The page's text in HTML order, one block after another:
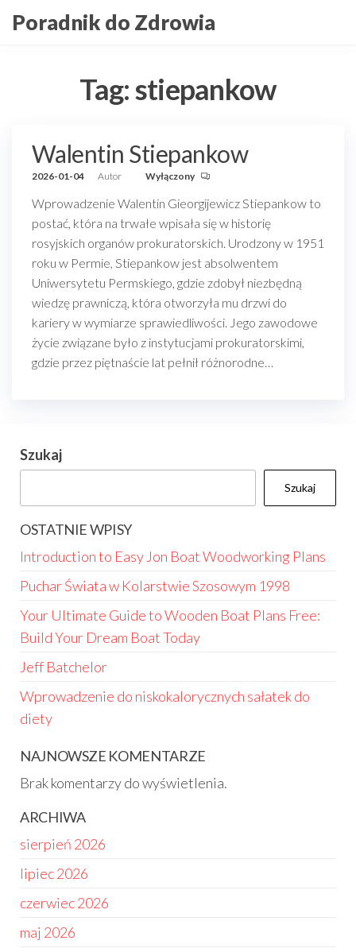
doPoradnik do Zdrowia
Tag:stiepankow
Walentin Stiepankow
2026-01-04 Autor Wyłączony
Wprowadzenie Walentin Gieorgijewicz Stiepankow to
postać, która na trwałe wpisała się w historię
rosyjskich organów prokuratorskich. Urodzony w 1951
roku w Permie, Stiepankow jest absolwentem
Uniwersytetu Permskiego, gdzie zdobył niezbędną
wiedzę prawniczą, która otworzyła mu drzwi do
kariery w wymiarze sprawiedliwości. Jego zawodowe
życie związane było z instytucjami prokuratorskimi,
gdzie przez piętnaście lat pełnił różnorodne…
Szukaj
Szukaj
OSTATNIE WPISY
Introduction to Easy Jon Boat Woodworking Plans
Puchar Świata w Kolarstwie Szosowym 1998
Your Ultimate Guide to Wooden Boat Plans Free:
Build Your Dream Boat Today
Jeff Batchelor
Wprowadzenie do niskokalorycznych sałatek do
diety
NAJNOWSZE KOMENTARZE
Brak komentarzy do wyświetlenia.
ARCHIWA
sierpień 2026
lipiec 2026
czerwiec 2026
maj 2026